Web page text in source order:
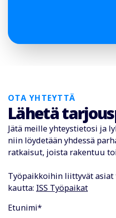
OTA YHTEYTTÄ
Lähetä
Jätä meille yhteystietosi ja
niin löydetään yhdessä
ratkaisut, joista rakentuu
Työpaikkoihin liittyvät asiat
kautta: ISS Työpaikat
Etunimi*